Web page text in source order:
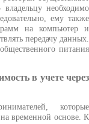
необходимо
ему также
на компьютер и
передачу данных.
питания
в учете через
которые
временной основе. К